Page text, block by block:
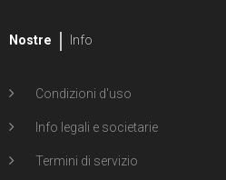
Nostre Info
Condizioni d'uso
Info legali e societarie
Termini di servizio